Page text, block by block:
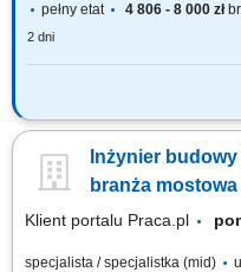
pełny etat
4 806 - 8 000 zł
2 dni
Analiza dokumentacji
dostawców. Opracowywanie i
kosztów.
Inżynier
branża mostowa
Klient portalu Praca.pl
specjalista / specjalistka (mid)